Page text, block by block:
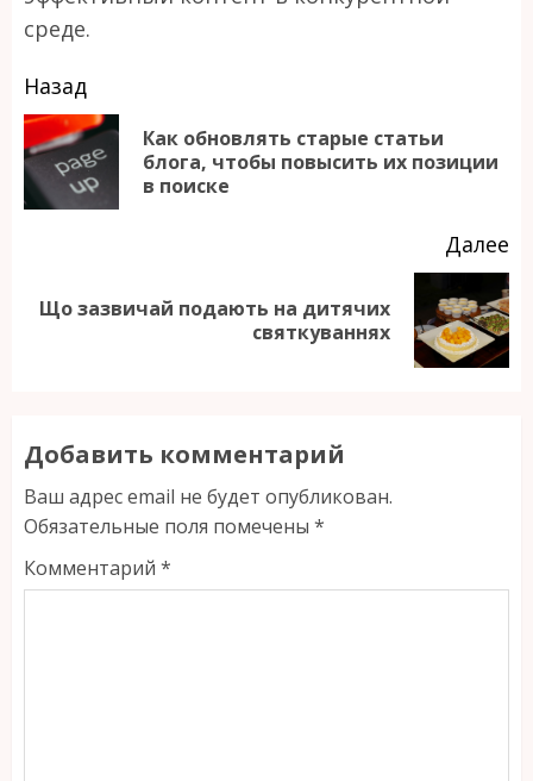
среде.
Продолжить
чтение
Назад
Как обновлять старые статьи
блога, чтобы повысить их позиции
в поиске
Далее
Следующая
Що зазвичай подають на дитячих
святкуваннях
Добавить комментарий
Ваш адрес email не будет опубликован.
Обязательные поля помечены *
Комментарий *